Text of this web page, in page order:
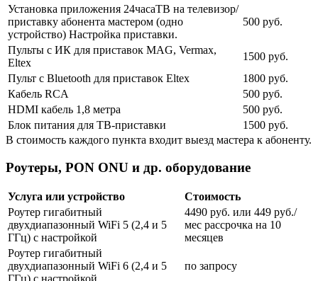
Установка приложения 24часаТВ на телевизор/
приставку абонента мастером (одно
устройство) Настройка приставки.
500 руб.
Пульты с ИК для приставок MAG, Vermax,
Eltex
1500 руб.
Пульт с Bluetooth для приставок Eltex
1800 руб.
Кабель RCA
500 руб.
HDMI кабель 1,8 метра
500 руб.
Блок питания для ТВ-приставки
1500 руб.
В стоимость каждого пункта входит выезд мастера к абоненту.
Роутеры, PON ONU и др. оборудование
Услуга или устройство
Стоимость
Роутер гигабитный
двухдиапазонный WiFi 5 (2,4 и 5
ГГц) с настройкой
4490 руб. или 449 руб./
мес рассрочка на 10
месяцев
Роутер гигабитный
двухдиапазонный WiFi 6 (2,4 и 5
по запросу